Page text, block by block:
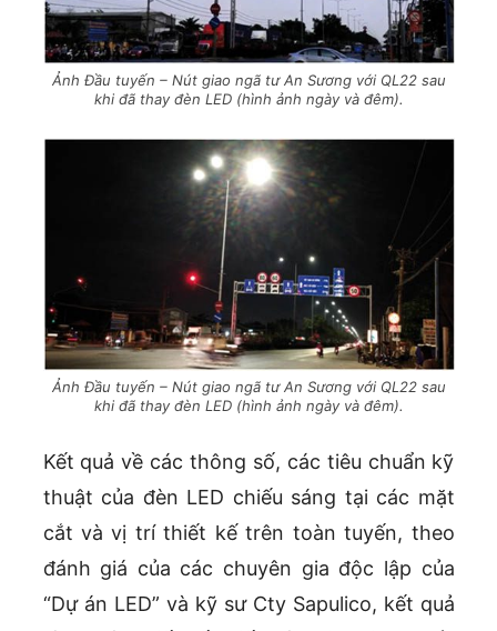
Ảnh Đầu tuyến – Nút giao ngã tư An Sương với QL22 sau
khi đã thay đèn LED (hình ảnh ngày và đêm).
Ảnh Đầu tuyến – Nút giao ngã tư An Sương với QL22 sau
khi đã thay đèn LED (hình ảnh ngày và đêm).
Kết quả về các thông số, các tiêu chuẩn kỹ
thuật của đèn LED chiếu sáng tại các mặt
cắt và vị trí thiết kế trên toàn tuyến, theo
đánh giá của các chuyên gia độc lập của
“Dự án LED” và kỹ sư Cty Sapulico, kết quả